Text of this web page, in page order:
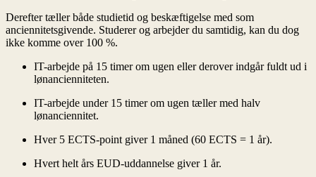
Derefter tæller både studietid og beskæftigelse med som
anciennitetsgivende. Studerer og arbejder du samtidig, kan du dog
ikke komme over 100 %.
IT-arbejde på 15 timer om ugen eller derover indgår fuldt ud i
lønancienniteten.
IT-arbejde under 15 timer om ugen tæller med halv
lønanciennitet.
Hver 5 ECTS-point giver 1 måned (60 ECTS = 1 år).
Hvert helt års EUD-uddannelse giver 1 år.